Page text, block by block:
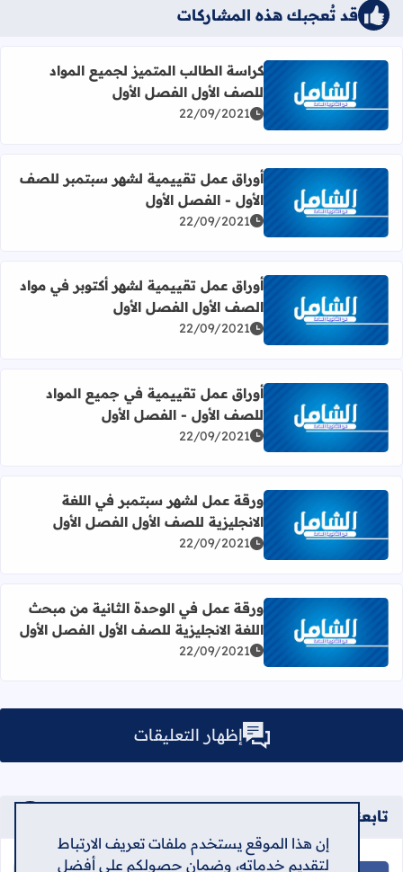
إن هذا الموقع يستخدم ملفات تعريف الارتباط
لتقديم خدماته، وضمان حصولكم على أفضل
قد تُعجبك هذه المشاركات
اقرأ المزيد عن كراسة الطالب المتميز لجميع المواد للصف
كراسة الطالب المتميز لجميع المواد
للصف الأول الفصل الأول
22/09/2021
اقرأ المزيد عن أوراق عمل تقييمية لشهر سبتمبر للصف
أوراق عمل تقييمية لشهر سبتمبر للصف
الأول - الفصل الأول
22/09/2021
اقرأ المزيد عن أوراق عمل تقييمية لشهر أكتوبر في مواد
أوراق عمل تقييمية لشهر أكتوبر في مواد
الصف الأول الفصل الأول
22/09/2021
اقرأ المزيد عن أوراق عمل تقييمية في جميع المواد للصف
أوراق عمل تقييمية في جميع المواد
للصف الأول - الفصل الأول
22/09/2021
اقرأ المزيد عن ورقة عمل لشهر سبتمبر في اللغة الانجليزية
ورقة عمل لشهر سبتمبر في اللغة
الانجليزية للصف الأول الفصل الأول
22/09/2021
اقرأ المزيد عن ورقة عمل في الوحدة الثانية من مبحث اللغة
ورقة عمل في الوحدة الثانية من مبحث
اللغة الانجليزية للصف الأول الفصل الأول
22/09/2021
إظهار التعليقات
تابعنا على